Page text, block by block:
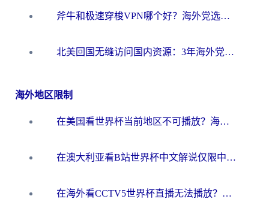
斧牛和极速穿梭VPN哪个好？海外党选回国加速器必看的真实对比与避坑指南
北美回国无缝访问国内资源：3年海外党亲测的加速器选择指南
海外地区限制
在美国看世界杯当前地区不可播放？海外党体育观赛终极指南来了！
在澳大利亚看B站世界杯中文解说仅限中国大陆？这篇指南帮你打破限制看遍赛事
在海外看CCTV5世界杯直播无法播放？这篇指南让你和国内球迷同步呐喊